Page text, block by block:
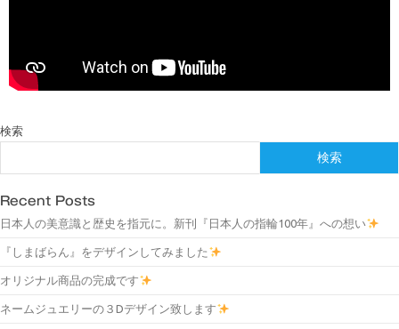
検索
検索
Recent Posts
日本人の美意識と歴史を指元に。新刊『日本人の指輪100年』への想い
『しまばらん』をデザインしてみました
オリジナル商品の完成です
ネームジュエリーの３Dデザイン致します